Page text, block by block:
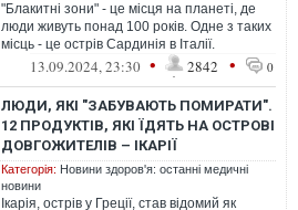
"Блакитні зони" - це місця на планеті, де
люди живуть понад 100 років. Одне з таких
місць - це острів Сардинія в Італії.
13.09.2024, 23:30 • 2842 • 0
ЛЮДИ, ЯКІ "ЗАБУВАЮТЬ ПОМИРАТИ".
12 ПРОДУКТІВ, ЯКІ ЇДЯТЬ НА ОСТРОВІ
ДОВГОЖИТЕЛІВ – ІКАРІЇ
Категорія: Новини здоров'я: останні медичні
новини
Ікарія, острів у Греції, став відомий як